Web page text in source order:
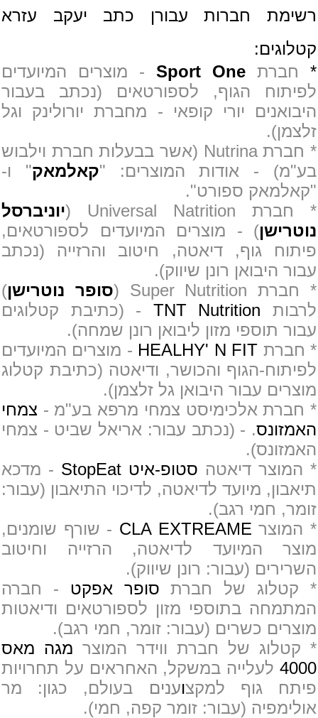
רשימת חברות עבורן כתב יעקב עזרא
קטלוגים:
* חברת Sport One - מוצרים המיועדים
לפיתוח הגוף, לספורטאים (נכתב בעבור
היבואנים יורי קופאי - מחברת יורולינק וגל
זלצמן).
* חברת Nutrina (אשר בבעלות חברת וילבוש
בע"מ) - אודות המוצרים: "קאלמאק" ו-
"קאלמאק ספורט".
* חברת Universal Natrition (
יוניברסל
נוטרישן) - מוצרים המיועדים לספורטאים,
פיתוח גוף, דיאטה, חיטוב והרזייה (נכתב
עבור היבואן רונן שיווק).
* חברת Super Nutrition (
סופר נוטרישן)
לרבות TNT Nutrition - (כתיבת קטלוגים
עבור תוספי מזון ליבואן רונן שמחה).
* חברת HEALHY' N FIT - מוצרים המיועדים
לפיתוח-הגוף והכושר, ודיאטה (כתיבת קטלוג
מוצרים עבור היבואן גל זלצמן).
* חברת אלכימיסט צמחי מרפא בע"מ - צמחי
האמזונס. - (נכתב עבור: אריאל שביט - צמחי
האמזונס).
* המוצר דיאטה סטופ-איט StopEat
- מדכא
תיאבון, מיועד לדיאטה, לדיכוי התיאבון (עבור:
זומר, חמי רגב).
* המוצר CLA EXTREAME - שורף שומנים,
מוצר המיועד לדיאטה, הרזייה וחיטוב
השרירים (עבור: רונן שיווק).
* קטלוג של חברת סופר אפקט - חברה
המתמחה בתוספי מזון לספורטאים ודיאטות
מוצרים כשרים (עבור: זומר, חמי רגב).
* קטלוג של חברת ווידר המוצר מגה מאס
4000 לעלייה במשקל, האחראים על תחרויות
פיתח גוף למקצוענים
בעולם, כגון: מר
אולימפיה (עבור: זומר קפה, חמי).